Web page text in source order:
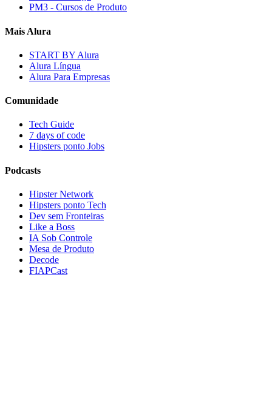
PM3 - Cursos de Produto
Mais Alura
START BY Alura
Alura Língua
Alura Para Empresas
Comunidade
Tech Guide
7 days of code
Hipsters ponto Jobs
Podcasts
Hipster Network
Hipsters ponto Tech
Dev sem Fronteiras
Like a Boss
IA Sob Controle
Mesa de Produto
Decode
FIAPCast